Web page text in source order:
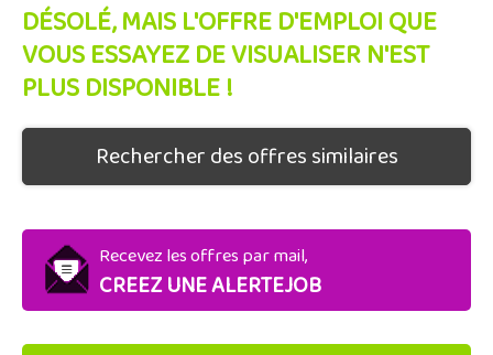
DÉSOLÉ, MAIS L'OFFRE D'EMPLOI QUE
VOUS ESSAYEZ DE VISUALISER N'EST
PLUS DISPONIBLE !
Rechercher des offres similaires
Recevez les offres par mail,
CREEZ UNE ALERTEJOB